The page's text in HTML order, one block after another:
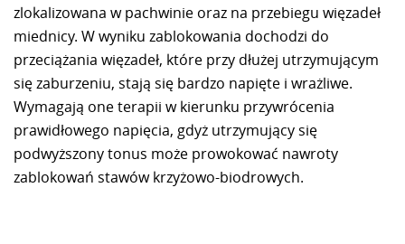
zlokalizowana w pachwinie oraz na przebiegu więzadeł
miednicy. W wyniku zablokowania dochodzi do
przeciążania więzadeł, które przy dłużej utrzymującym
się zaburzeniu, stają się bardzo napięte i wrażliwe.
Wymagają one terapii w kierunku przywrócenia
prawidłowego napięcia, gdyż utrzymujący się
podwyższony tonus może prowokować nawroty
zablokowań stawów krzyżowo-biodrowych.